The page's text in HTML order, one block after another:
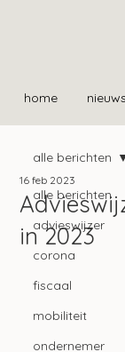
home nieuws
alle berichten
advieswijzer
corona
fiscaal
mobiliteit
ondernemer
alle berichten
in 2023
16 feb 2023